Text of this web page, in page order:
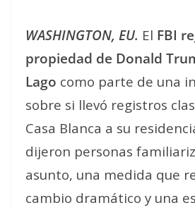
WASHINGTON, EU. El FBI
propiedad de Donald
Lago como parte de una
sobre si llevó registros
Casa Blanca a su
dijeron personas
asunto, una medida que
cambio dramático y una